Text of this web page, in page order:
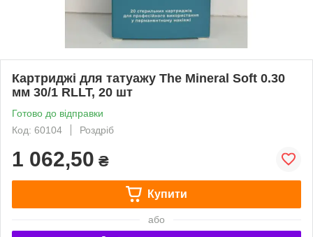
Картриджі для татуажу The Mineral Soft 0.30
мм 30/1 RLLT, 20 шт
Готово до відправки
Код: 60104
Роздріб
1 062,50 ₴
Купити
або